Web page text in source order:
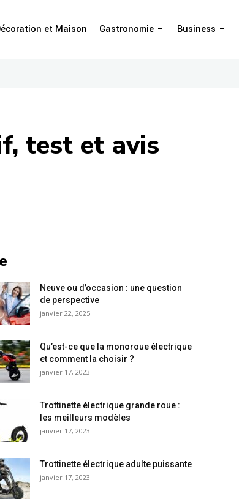
et Maison Gastronomie Business
test et avis
Neuve ou d’occasion : une question
de perspective
janvier 22, 2025
Qu’est-ce que la monoroue électrique
et comment la choisir ?
janvier 17, 2023
Trottinette électrique grande roue :
les meilleurs modèles
janvier 17, 2023
Trottinette électrique adulte puissante
janvier 17, 2023